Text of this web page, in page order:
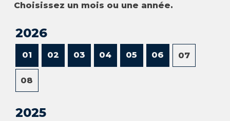
Choisissez un mois ou une année.
2026
01 02 03 04 05 06 07
08
2025